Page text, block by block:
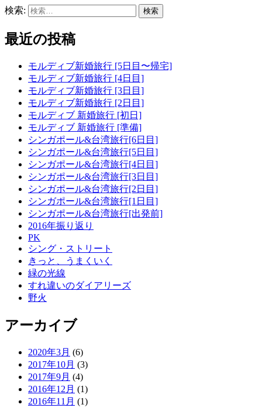
検索:
最近の投稿
モルディブ新婚旅行 [5日目〜帰宅]
モルディブ新婚旅行 [4日目]
モルディブ新婚旅行 [3日目]
モルディブ新婚旅行 [2日目]
モルディブ 新婚旅行 [初日]
モルディブ 新婚旅行 [準備]
シンガポール&台湾旅行[6日目]
シンガポール&台湾旅行[5日目]
シンガポール&台湾旅行[4日目]
シンガポール&台湾旅行[3日目]
シンガポール&台湾旅行[2日目]
シンガポール&台湾旅行[1日目]
シンガポール&台湾旅行[出発前]
2016年振り返り
PK
シング・ストリート
きっと、うまくいく
緑の光線
すれ違いのダイアリーズ
野火
アーカイブ
2020年3月 (6)
2017年10月 (3)
2017年9月 (4)
2016年12月 (1)
2016年11月 (1)